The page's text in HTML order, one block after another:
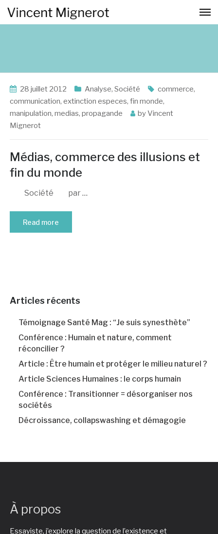
28 juillet 2012 Analyse, Société commerce,
communication, extinction especes, fin monde,
manipulation, medias, propagande byVincent
Mignerot
Médias, commerce des illusions et
fin du monde
Société par…
Read more
Articles récents
Témoignage Santé Mag : “Je suis synesthète”
Conférence : Humain et nature, comment
réconcilier ?
Article : Être humain et protéger le milieu naturel ?
Article Sciences Humaines : le corps humain
Conférence : Transitionner = désorganiser nos
sociétés
Décroissance, collapswashing et démagogie
À propos
Essayiste, j’explore la question de l’existence et